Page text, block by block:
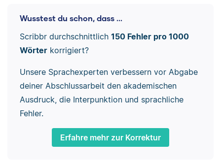
Wusstest du schon, dass ...
Scribbr durchschnittlich 150 Fehler pro 1000
Wörterkorrigiert?
Unsere Sprachexperten verbessern vor Abgabe
deiner Abschlussarbeit den akademischen
Ausdruck, die Interpunktion und sprachliche
Fehler.
Erfahre mehr zur Korrektur